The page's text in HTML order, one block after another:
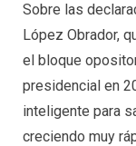
Sobre las
López Obrador,
el bloque
presidencial en
inteligente para
creciendo muy